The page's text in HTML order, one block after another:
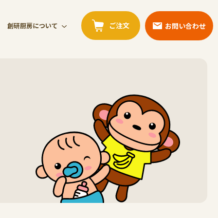
創研厨房について ご注文 お問い合わせ